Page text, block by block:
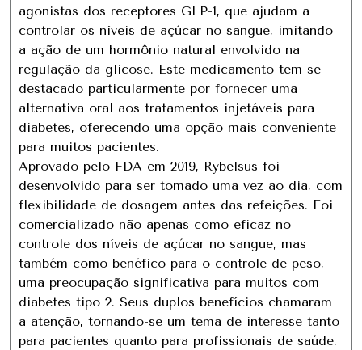
agonistas dos receptores GLP-1, que ajudam a
controlar os níveis de açúcar no sangue, imitando
a ação de um hormônio natural envolvido na
regulação da glicose. Este medicamento tem se
destacado particularmente por fornecer uma
alternativa oral aos tratamentos injetáveis ​​​​para
diabetes, oferecendo uma opção mais conveniente
para muitos pacientes.
Aprovado pelo FDA em 2019, Rybelsus foi
desenvolvido para ser tomado uma vez ao dia, com
flexibilidade de dosagem antes das refeições. Foi
comercializado não apenas como eficaz no
controle dos níveis de açúcar no sangue, mas
também como benéfico para o controle de peso,
uma preocupação significativa para muitos com
diabetes tipo 2. Seus duplos benefícios chamaram
a atenção, tornando-se um tema de interesse tanto
para pacientes quanto para profissionais de saúde.